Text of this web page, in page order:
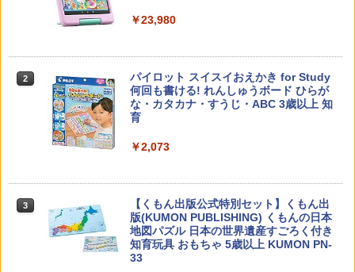
2
カウンセリングとは何か 変化するという
こと (講談社現代新書 2787)
￥1,540
先生のためのGoogle AI完全攻略図鑑
￥-
￥23,980
2
パイロット スイスイおえかき for Study
何回も書ける! れんしゅうボード ひらが
な・カタカナ・すうじ・ABC 3歳以上 知
育
￥2,073
3
【くもん出版公式特別セット】くもん出
版(KUMON PUBLISHING) くもんの日本
地図パズル 日本の世界遺産すごろく付き
知育玩具 おもちゃ 5歳以上 KUMON PN-
33